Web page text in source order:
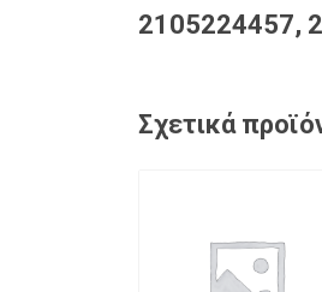
2105224457,
Σχετικά